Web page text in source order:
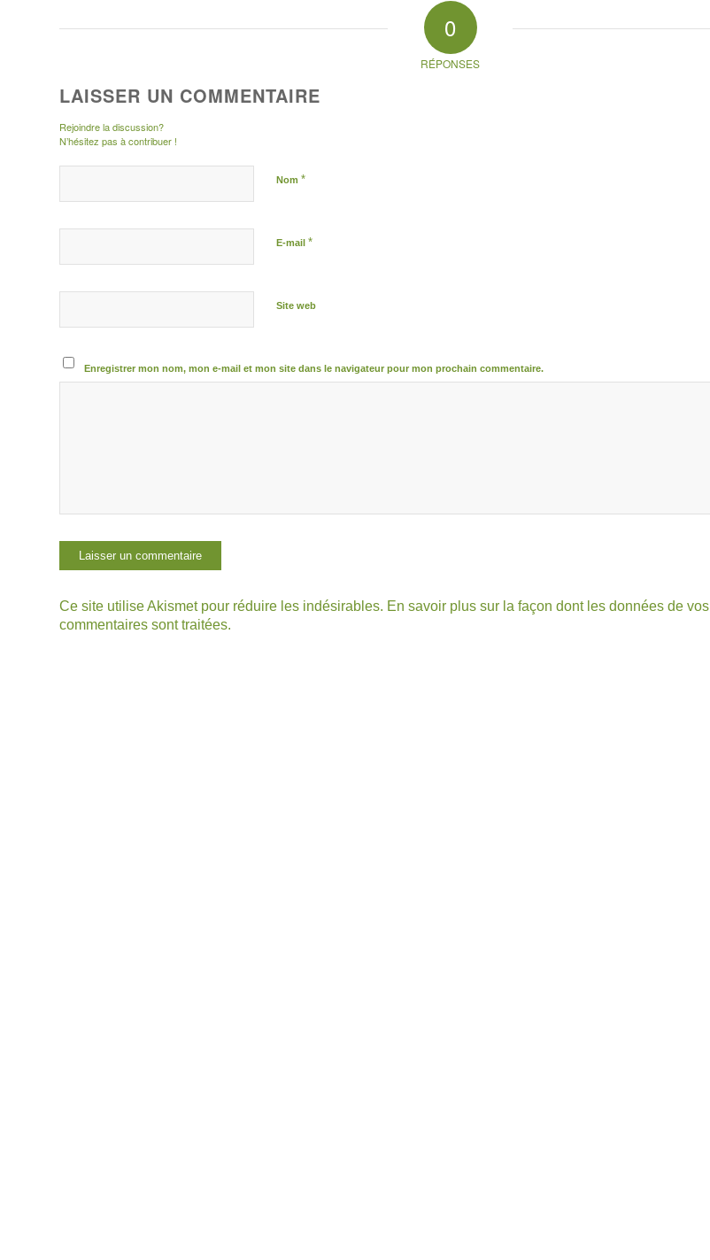
0
RÉPONSES
LAISSER UN COMMENTAIRE
Rejoindre la discussion?
N’hésitez pas à contribuer !
Nom *
E-mail *
Site web
Enregistrer mon nom, mon e-mail et mon site dans le navigateur pour mon prochain commentaire.
Ce site utilise Akismet pour réduire les indésirables. En savoir plus sur la façon dont les données de vos
commentaires sont traitées.